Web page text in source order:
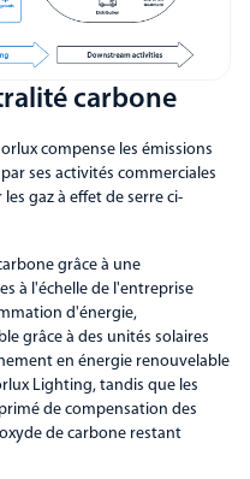
carbone
compense les émissions
ses activités commerciales
gaz à effet de serre ci-
grâce à une
à l'échelle de l'entreprise
d'énergie,
grâce à des unités solaires
en énergie renouvelable
Lighting, tandis que les
de compensation des
de carbone restant